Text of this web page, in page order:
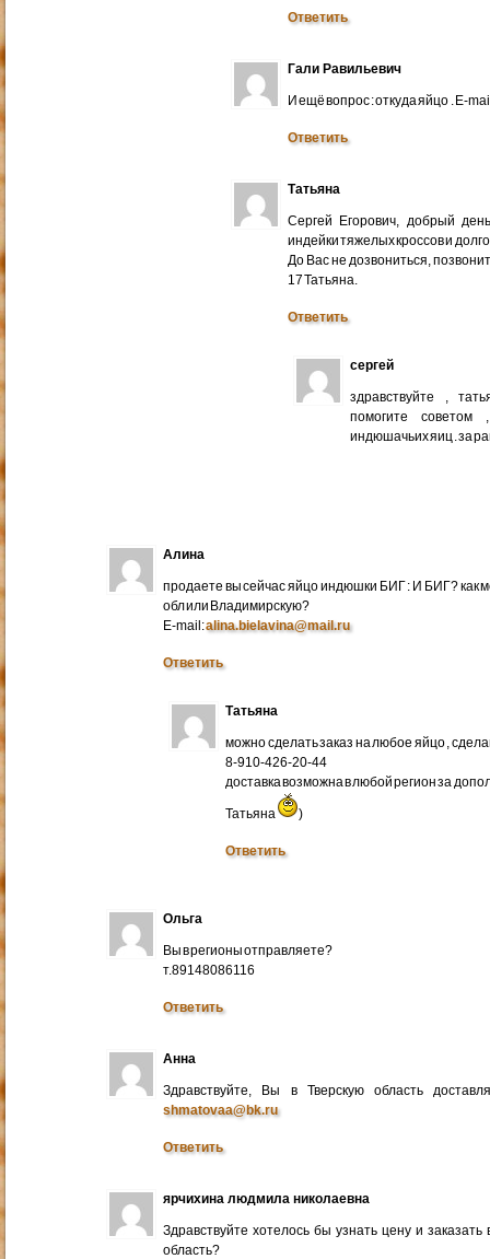
Ответить
Гали Равильевич
И ещё вопрос : откуда яйцо . E-
Ответить
Татьяна
Сергей Егорович, добрый
индейки тяжелых кроссов и
До Вас не дозвониться,
17 Татьяна.
Ответить
сергей
здравствуйте ,
помогите
индюшачьих яиц . за
Алина
продаете вы сейчас яйцо индюшки БИГ : И БИГ? как
обл или Владимирскую?
E-mail:alina.bielavina@mail.ru
Ответить
Татьяна
можно сделать заказ на любое яйцо ,
8-910-426-20-44
доставка возможна в любой регион за
Татьяна )
Ответить
Ольга
Вы в регионы отправляете?
т.89148086116
Ответить
Анна
Здравствуйте, Вы в Тверскую область
shmatovaa@bk.ru
Ответить
ярчихина людмила николаевна
Здравствуйте хотелось бы узнать цену и
область?